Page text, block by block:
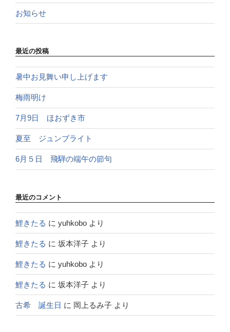
お知らせ
最近の投稿
暑中お見舞い申し上げます
梅雨明け
7月9日 ほおずき市
夏至 ジュンブライト
6月５日 飛騨の端午の節句
最近のコメント
鯉きたる に yuhkobo より
鯉きたる に 坂本洋子 より
鯉きたる に yuhkobo より
鯉きたる に 坂本洋子 より
古希 誕生日 に 岡上るみ子 より